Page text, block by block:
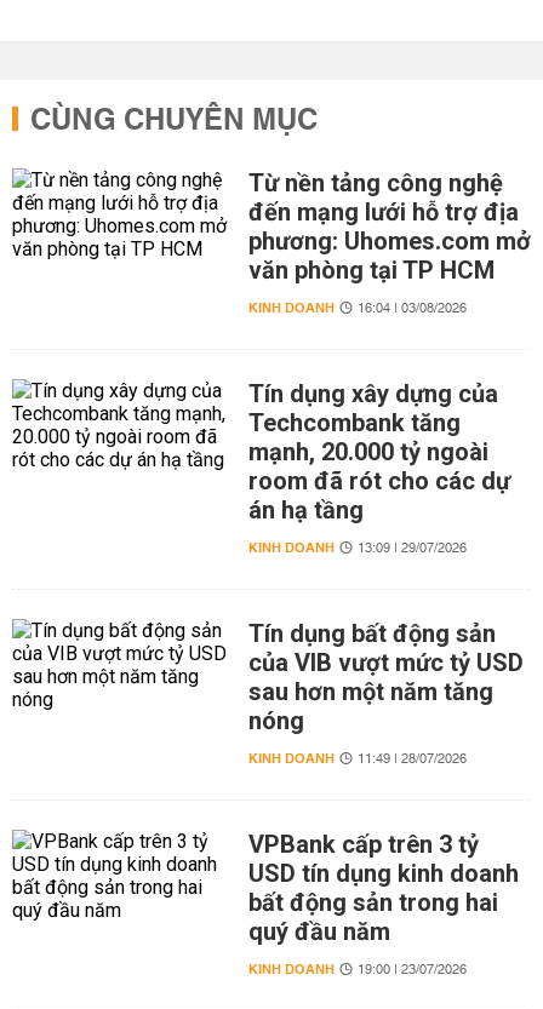
CÙNG CHUYÊN MỤC
Từ nền tảng công nghệ
đến mạng lưới hỗ trợ địa
phương: Uhomes.com mở
văn phòng tại TP HCM
KINH DOANH 16:04 | 03/08/2026
Tín dụng xây dựng của
Techcombank tăng
mạnh, 20.000 tỷ ngoài
room đã rót cho các dự
án hạ tầng
KINH DOANH 13:09 | 29/07/2026
Tín dụng bất động sản
của VIB vượt mức tỷ USD
sau hơn một năm tăng
nóng
KINH DOANH 11:49 | 28/07/2026
VPBank cấp trên 3 tỷ
USD tín dụng kinh doanh
bất động sản trong hai
quý đầu năm
KINH DOANH 19:00 | 23/07/2026